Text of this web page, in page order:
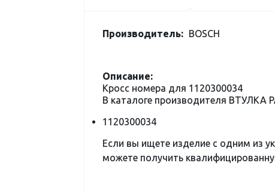
Производитель: BOSCH
Описание:
Кросс номера для 1120300034
В каталоге производителя ВТУЛКА
1120300034
Если вы ищете изделие с одним из
можете получить